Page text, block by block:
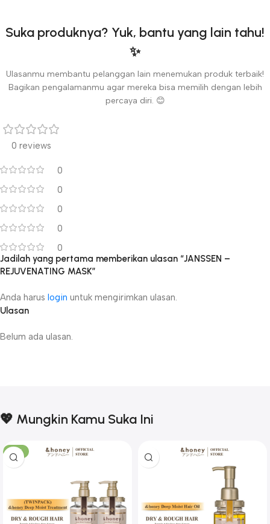
Suka produknya? Yuk, bantu yang lain tahu!
✨
Ulasanmu membantu pelanggan lain menemukan produk terbaik!
Bagikan pengalamanmu agar mereka bisa memilih dengan lebih
percaya diri. 😊
0 reviews
0
0
0
0
0
Ulasan
Belum ada ulasan.
Jadilah yang pertama memberikan ulasan “JANSSEN –
REJUVENATING MASK”
Anda harus login untuk mengirimkan ulasan.
💖 Mungkin Kamu Suka Ini
-17%